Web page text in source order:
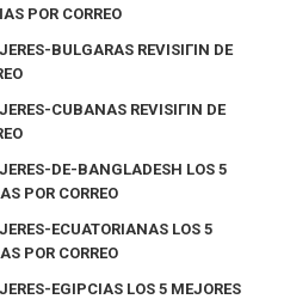
POR CORREO
BULGARAS REVISIГІN DE
CUBANAS REVISIГІN DE
DE-BANGLADESH LOS 5
POR CORREO
ECUATORIANAS LOS 5
POR CORREO
EGIPCIAS LOS 5 MEJORES